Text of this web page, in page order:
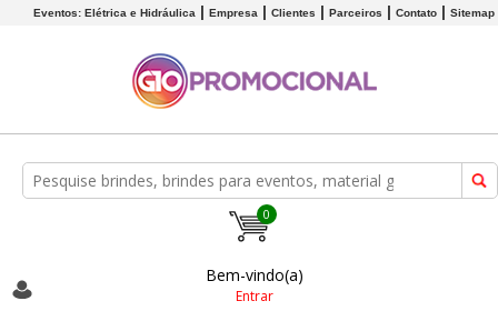
Eventos: Elétrica e Hidráulica Empresa Clientes Parceiros Contato Sitemap
0
Bem-vindo(a)
Entrar